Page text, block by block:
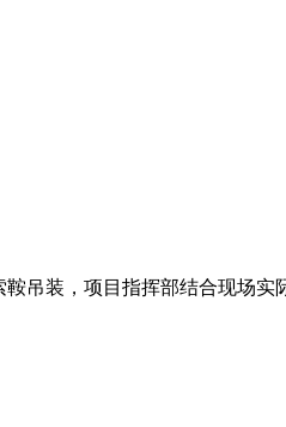
装，项目指挥部结合现场实